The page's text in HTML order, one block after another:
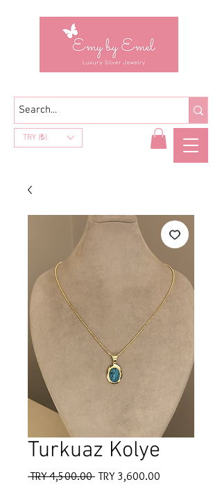
TRY (₺)
Turkuaz Kolye
TRY 4,500.00 Regular
TRY 3,600.00